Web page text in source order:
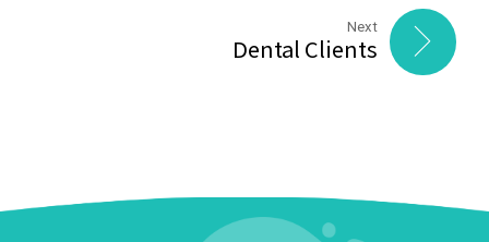
Next
Dental Clients